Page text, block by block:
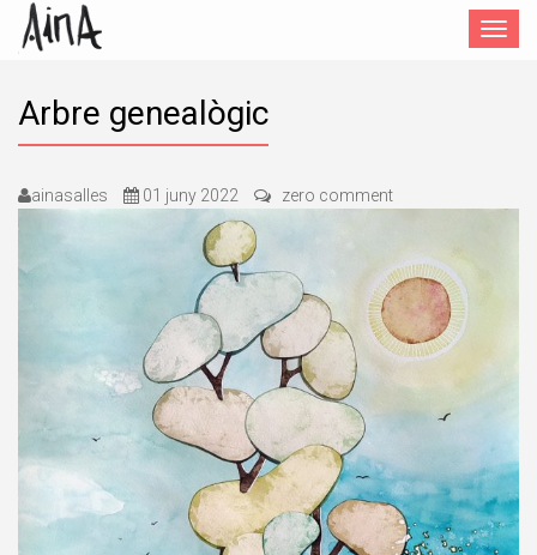
Toggle
Arbre genealògic
ainasalles 01 juny 2022 zero comment